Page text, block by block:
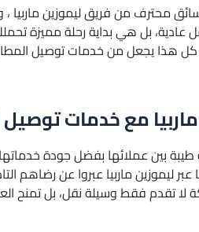
محترف من فريق ليموزين ماربيا
عادية، بل هي بداية رحلة مميزة
هذا يجعل من خدمات توصيل المطار
مع خدمات توصيل
بين عملائها بفضل جودة خدماتها
ليموزين ماربيا عبروا عن رضاهم
لا تقدم فقط وسيلة نقل، بل